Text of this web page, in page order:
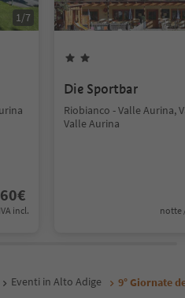
1/7
60€
incl.
Die Sportbar
Riobianco - Valle Aurina,
Valle Aurina
notte
Eventi in Alto Adige 9° Giornate